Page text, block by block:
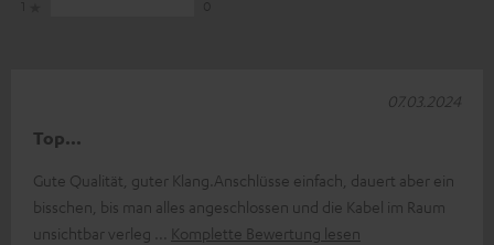
Top...
Gute Qualität, guter Klang.Anschlüsse einfach, dauert aber ein
bisschen, bis man alles angeschlossen und die Kabel im Raum
unsichtbar verleg
Komplette Bewertung lesen
07.03.2024